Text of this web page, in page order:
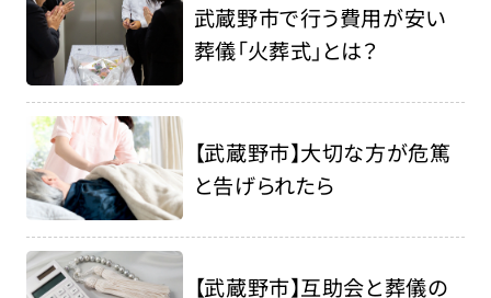
武蔵野市で行う費用が安い
葬儀「火葬式」とは？
【武蔵野市】大切な方が危篤
と告げられたら
【武蔵野市】互助会と葬儀の